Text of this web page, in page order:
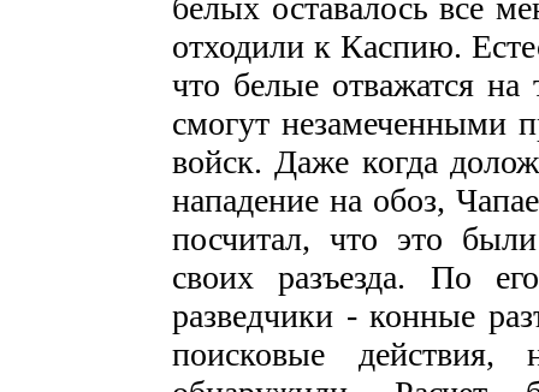
белых оставалось все
отходили к Каспию.
что белые отважатся
смогут незамеченными
войск. Даже когда
нападение на обоз,
посчитал, что это
своих разъезда. По
разведчики - конные
поисковые действия,